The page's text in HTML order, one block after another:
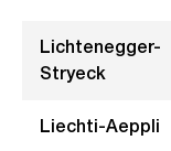
Lichtenegger-
Stryeck
Liechti-Aeppli